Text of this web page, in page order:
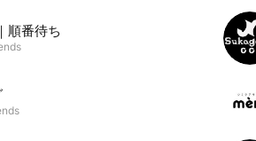
順番待ち